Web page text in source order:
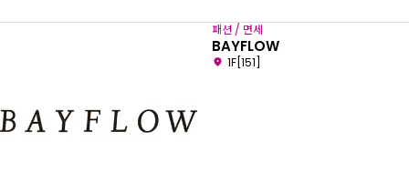
패션 / 면세
BAYFLOW
1F[151]